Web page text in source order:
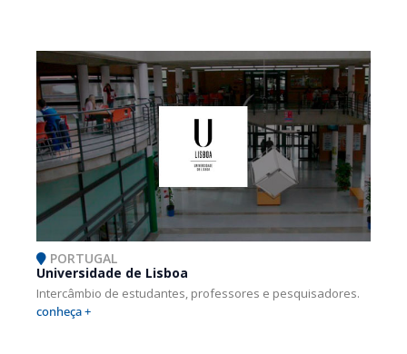
PORTUGAL
Universidade de Lisboa
Intercâmbio de estudantes, professores e pesquisadores.
conheça +